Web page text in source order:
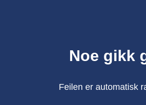
Noe gikk
Feilen er automatisk